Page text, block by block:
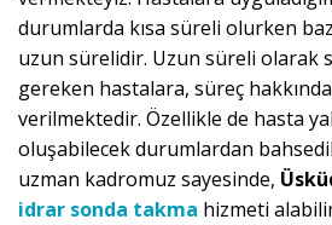
durumlarda kısa süreli olurken
uzun sürelidir. Uzun süreli olarak
gereken hastalara, süreç
verilmektedir. Özellikle de hasta
oluşabilecek durumlardan
uzman kadromuz sayesinde,
idrar sonda takma hizmeti